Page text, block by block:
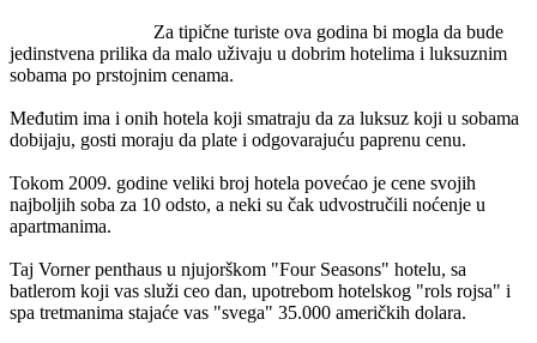
Za tipične turiste ova godina bi mogla da bude
jedinstvena prilika da malo uživaju u dobrim hotelima i luksuznim
sobama po prstojnim cenama.
Međutim ima i onih hotela koji smatraju da za luksuz koji u sobama
dobijaju, gosti moraju da plate i odgovarajuću paprenu cenu.
Tokom 2009. godine veliki broj hotela povećao je cene svojih
najboljih soba za 10 odsto, a neki su čak udvostručili noćenje u
apartmanima.
Taj Vorner penthaus u njujorškom "Four Seasons" hotelu, sa
batlerom koji vas služi ceo dan, upotrebom hotelskog "rols rojsa" i
spa tretmanima stajaće vas "svega" 35.000 američkih dolara.